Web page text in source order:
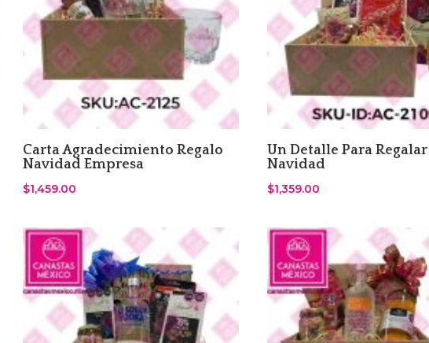
Carta Agradecimiento Regalo
Navidad Empresa
$1,459.00
Un Detalle Para Regalar
Navidad
$1,359.00